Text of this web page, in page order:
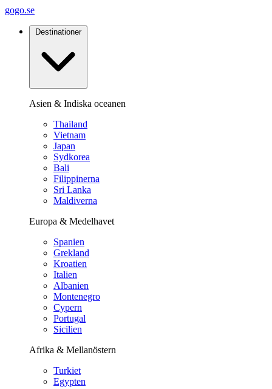
gogo.se
Destinationer
Asien & Indiska oceanen
Thailand
Vietnam
Japan
Sydkorea
Bali
Filippinerna
Sri Lanka
Maldiverna
Europa & Medelhavet
Spanien
Grekland
Kroatien
Italien
Albanien
Montenegro
Cypern
Portugal
Sicilien
Afrika & Mellanöstern
Turkiet
Egypten